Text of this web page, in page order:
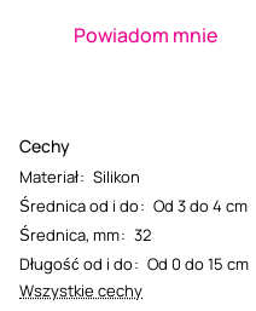
Powiadom mnie
Cechy
Materiał: Silikon
Średnica od i do: Od 3 do 4 cm
Średnica, mm: 32
Długość od i do: Od 0 do 15 cm
Wszystkie cechy